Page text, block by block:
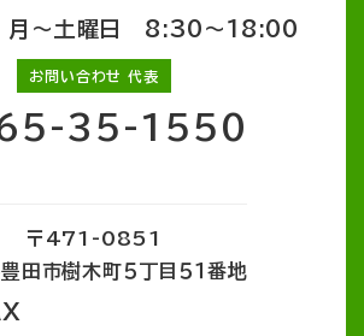
～土曜日 8:30～18:00
お問い合わせ 代表
35-1550
〒471-0851
田市樹木町５丁目５１番地